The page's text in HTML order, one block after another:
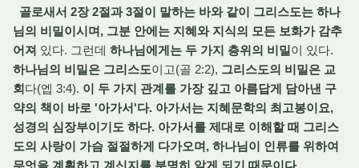
골로새서 2장 2절과 3절이 말하는 바와 같이 그리스도는 하나
님의 비밀이시며, 그분 안에는 지혜와 지식의 모든 보화가 감추
어져 있다. 그런데 하나님에게는 두 가지 층위의 비밀이 있다.
하나님의 비밀은 그리스도이고(골 2:2), 그리스도의 비밀은 교
회다(엡 3:4). 이 두 가지 관계를 가장 깊고 아름답게 담아낸 구
약의 책이 바로 '아가서'다. 아가서는 지혜문학의 최고봉이요,
성경의 심장부이기도 하다. 아가서를 제대로 이해할 때 그리스
도의 사랑이 가슴 절절하게 다가오며, 하나님이 인류를 위하여
무엇을 계획하고 계신지를 분명히 알게 되기 때문이다.